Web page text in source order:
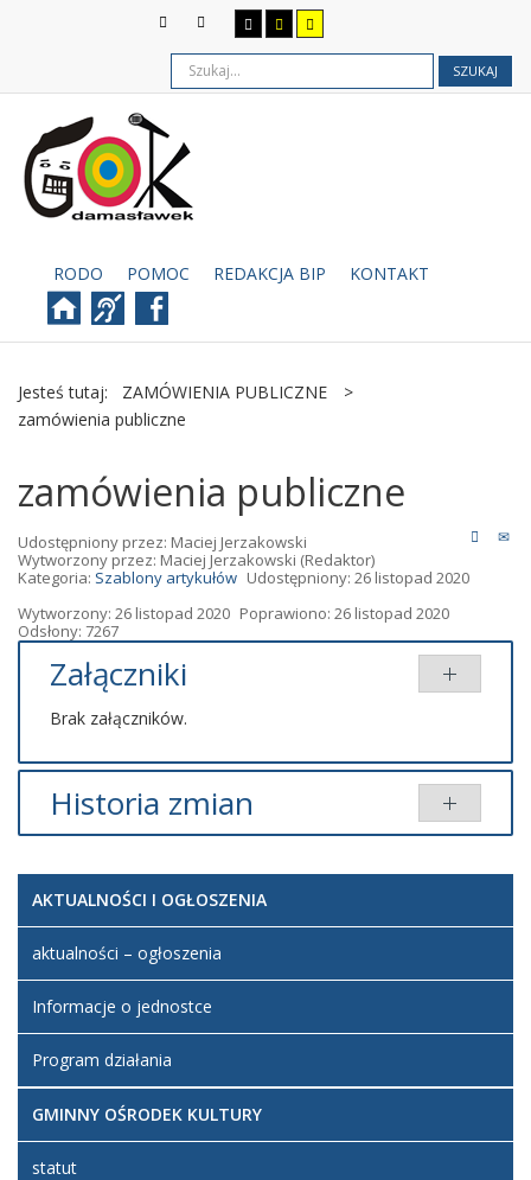
SZUKAJ
RODO POMOC REDAKCJA BIP KONTAKT
Jesteś tutaj: ZAMÓWIENIA PUBLICZNE
>
zamówienia publiczne
zamówienia publiczne
Udostępniony przez: Maciej Jerzakowski
Wytworzony przez: Maciej Jerzakowski (Redaktor)
Kategoria: Szablony artykułów Udostępniony: 26 listopad 2020
Wytworzony: 26 listopad 2020 Poprawiono: 26 listopad 2020
Odsłony: 7267
Załączniki
Brak załączników.
Historia zmian
Artykuł
został
utworzony.
czwartek,
26 listopad
2020 22:10
Jerzakowski
AKTUALNOŚCI I OGŁOSZENIA
aktualności – ogłoszenia
Informacje o jednostce
Program działania
GMINNY OŚRODEK KULTURY
statut